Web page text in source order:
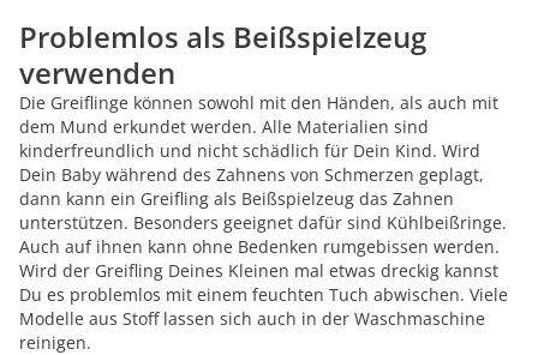
Problemlos als Beißspielzeug
verwenden
Die Greiflinge können sowohl mit den Händen, als auch mit
dem Mund erkundet werden. Alle Materialien sind
kinderfreundlich und nicht schädlich für Dein Kind. Wird
Dein Baby während des Zahnens von Schmerzen geplagt,
dann kann ein Greifling als Beißspielzeug das Zahnen
unterstützen. Besonders geeignet dafür sind Kühlbeißringe.
Auch auf ihnen kann ohne Bedenken rumgebissen werden.
Wird der Greifling Deines Kleinen mal etwas dreckig kannst
Du es problemlos mit einem feuchten Tuch abwischen. Viele
Modelle aus Stoff lassen sich auch in der Waschmaschine
reinigen.